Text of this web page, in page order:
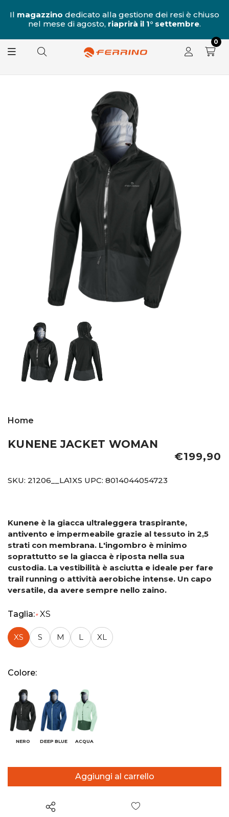
Il magazzino dedicato alla gestione dei resi è chiuso
nel mese di agosto, riaprirà il 1° settembre.
0
Home
KUNENE JACKET WOMAN
€199,90
SKU: 21206__LA1XS UPC: 8014044054723
Kunene è la giacca ultraleggera traspirante,
antivento e impermeabile grazie al tessuto in 2,5
strati con membrana. L'ingombro è minimo
soprattutto se la giacca è riposta nella sua
custodia. La vestibilità è asciutta e ideale per fare
trail running o attività aerobiche intense. Un capo
versatile, da avere sempre nello zaino.
Taglia:* XS
XS S M L XL
Colore:
NERO DEEP BLUE ACQUA